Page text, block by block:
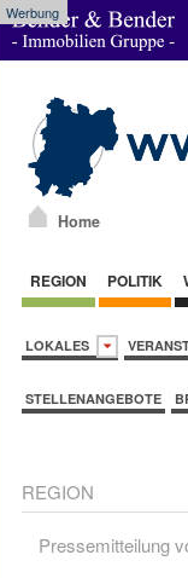
Werbung
Home
REGION POLITIK
LOKALES
STELLENANGEBOTE
REGION